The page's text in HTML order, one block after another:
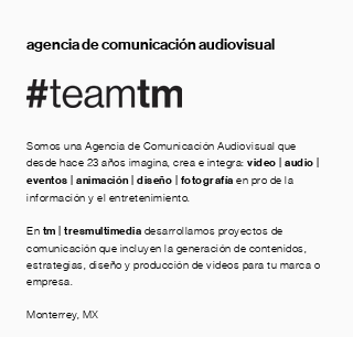
agencia de comunicación audiovisual
Somos una Agencia de Comunicación Audiovisual que
desde hace 23 años imagina, crea e integra: video | audio |
eventos | animación | diseño | fotografía en pro de la
información y el entretenimiento.
En tm | tresmultimedia desarrollamos proyectos de
comunicación que incluyen la generación de contenidos,
estrategias, diseño y producción de videos para tu marca o
empresa.
Monterrey, MX